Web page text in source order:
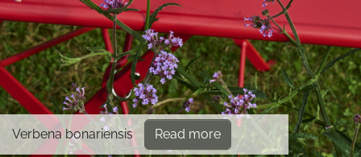
Verbena bonariensis Read more